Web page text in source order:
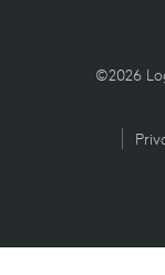
©2026